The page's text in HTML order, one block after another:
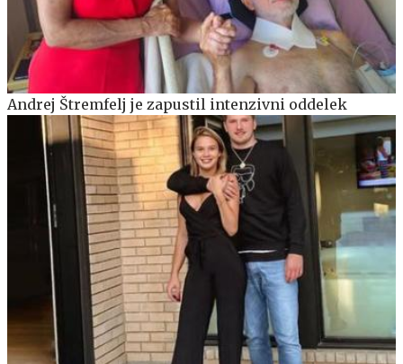
Andrej Štremfelj je zapustil intenzivni oddelek